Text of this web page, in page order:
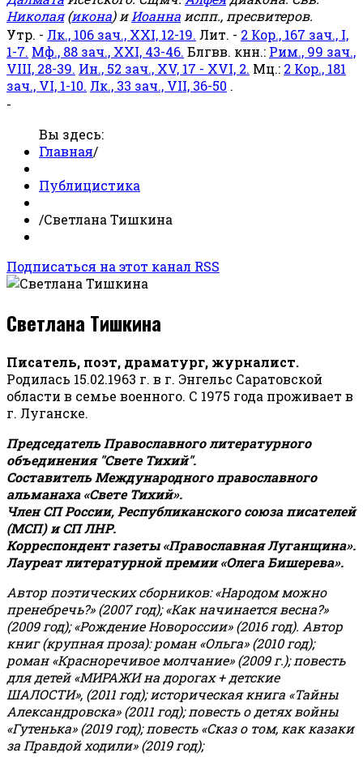
Николая(икона) иИоанна испп., пресвитеров.
Утр. - Лк., 106 зач., XXI, 12-19. Лит. - 2 Кор., 167 зач., I,
1-7. Мф., 88 зач., XXI, 43-46. Блгвв. кнн.: Рим., 99 зач.,
VIII, 28-39. Ин., 52 зач., XV, 17 - XVI, 2. Мц.: 2 Кор., 181
зач., VI, 1-10. Лк., 33 зач., VII, 36-50 .
-
Вы здесь:
Главная/
Публицистика
/Светлана Тишкина
Подписаться на этот канал RSS
Светлана Тишкина
Писатель, поэт, драматург, журналист.
Родилась 15.02.1963 г. в г. Энгельс Саратовской
области в семье военного. С 1975 года проживает в
г. Луганске.
Председатель Православного литературного
объединения "Свете Тихий".
Составитель Международного православного
альманаха «Свете Тихий».
Член СП России, Республиканского союза писателей
(МСП) и СП ЛНР.
Корреспондент газеты «Православная Луганщина».
Лауреат литературной премии «Олега Бишерева».
Автор поэтических сборников: «Народом можно
пренебречь?» (2007 год); «Как начинается весна?»
(2009 год); «Рождение Новороссии» (2016 год). Автор
книг (крупная проза): роман «Ольга» (2010 год);
роман «Красноречивое молчание» (2009 г.); повесть
для детей «МИРАЖИ на дорогах + детские
ШАЛОСТИ», (2011 год); историческая книга «Тайны
Александровска» (2011 год); повесть о детях войны
«Гутенька» (2019 год); повесть «Сказ о том, как казаки
за Правдой ходили» (2019 год);